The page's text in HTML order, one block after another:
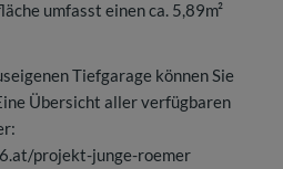
umfasst einen ca. 5,89m²
Tiefgarage können Sie
Übersicht aller verfügbaren
projekt-junge-roemer